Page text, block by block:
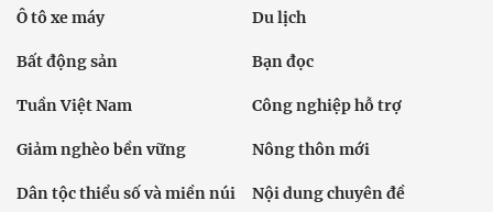
Ô tô xe máy Du lịch
Bất động sản Bạn đọc
Tuần Việt Nam Công nghiệp hỗ trợ
Giảm nghèo bền vững Nông thôn mới
Dân tộc thiểu số và miền núi Nội dung chuyên đề